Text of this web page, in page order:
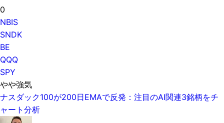
0
NBIS
SNDK
BE
QQQ
SPY
やや強気
ナスダック100が200日EMAで反発：注目のAI関連3銘柄をチ
ャート分析